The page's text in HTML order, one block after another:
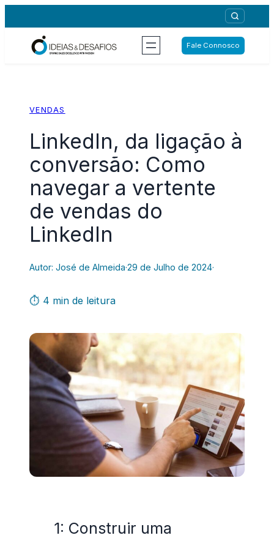
para
Fale Connosco
VENDAS
LinkedIn, da ligação à
conversão: Como
navegar a vertente
de vendas do
LinkedIn
Autor: José de Almeida·29 de Julho de 2024·
⏱ 4 min de leitura
1: Construir uma